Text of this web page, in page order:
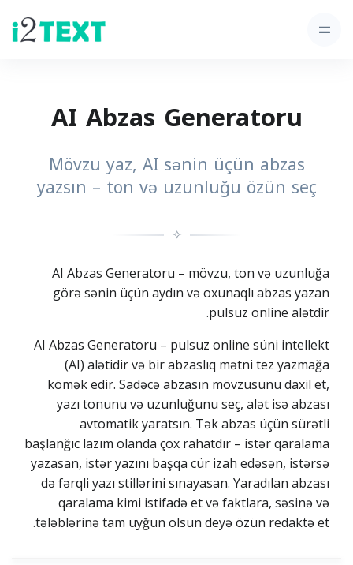
AI Abzas Generatoru
Mövzu yaz, AI sənin üçün abzas
yazsın – ton və uzunluğu özün seç
✧
AI Abzas Generatoru – mövzu, ton və uzunluğa
görə sənin üçün aydın və oxunaqlı abzas yazan
pulsuz online alətdir.
AI Abzas Generatoru – pulsuz online süni intellekt
(AI) alətidir və bir abzaslıq mətni tez yazmağa
kömək edir. Sadəcə abzasın mövzusunu daxil et,
yazı tonunu və uzunluğunu seç, alət isə abzası
avtomatik yaratsın. Tək abzas üçün sürətli
başlanğıc lazım olanda çox rahatdır – istər qaralama
yazasan, istər yazını başqa cür izah edəsən, istərsə
də fərqli yazı stillərini sınayasan. Yaradılan abzası
qaralama kimi istifadə et və faktlara, səsinə və
tələblərinə tam uyğun olsun deyə özün redaktə et.